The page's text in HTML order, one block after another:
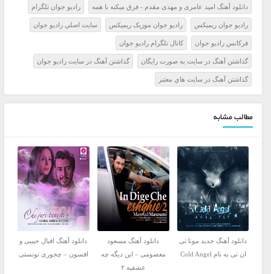
دانلود آهنگ امید عامری و مهدی مقدم - فرق میکنه با همه راديو جوان تلگرام
راديو جوان ريميکس راديو جوان موزيک ريميکس سايت اصلي راديو جوان
فرکانس راديو جوان کانال تلگرام راديو جوان
گذاشتن آهنگ در سايت به صورت رايگان گذاشتن آهنگ در سايت راديو جوان
گذاشتن آهنگ در سايت هاي معتبر
مطالب مشابه
دانلود آهنگ جدید مونا تی
ان تی به نام Cold Angel
دانلود آهنگ مسعود
معصومی – این دیگه چه
عشقیه ۲
دانلود آهنگ اقبال حبیبی و
افسون – چجوری تونستی